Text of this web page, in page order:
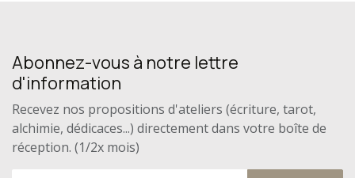
Abonnez-vous à notre lettre
d'information
Recevez nos propositions d'ateliers (écriture, tarot,
alchimie, dédicaces...) directement dans votre boîte de
réception. (1/2x mois)